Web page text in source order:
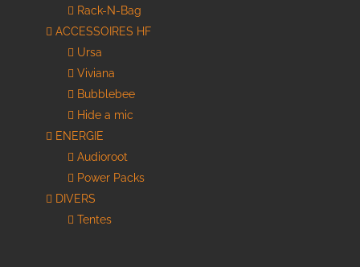
Rack-N-Bag
ACCESSOIRES HF
Ursa
Viviana
Bubblebee
Hide a mic
ENERGIE
Audioroot
Power Packs
DIVERS
Tentes